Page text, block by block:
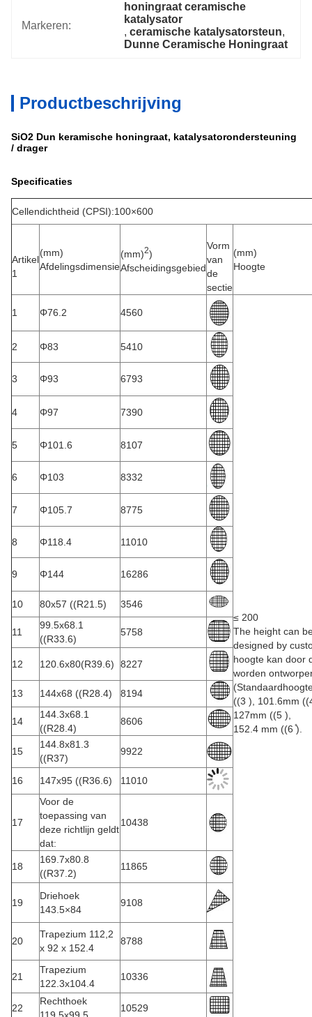
Markeren:
honingraat ceramische
katalysator
, ceramische katalysatorsteun,
Dunne Ceramische Honingraat
Productbeschrijving
SiO2 Dun keramische honingraat, katalysatorondersteuning
/ drager
Specificaties
Cellendichtheid (CPSI):100×600
Artikel
1
(mm)
Afdelingsdimensie
(mm)2)
Afscheidingsgebied
Vorm
van
de
sectie
(mm)
Hoogte
1 Φ76.2 4560
≤ 200
The height can
designed by
hoogte kan door
worden
((3 ), 101.6mm
127mm ((5 ),
152.4 mm ((6 ̊).
2 Φ83 5410
3 Φ93 6793
4 Φ97 7390
5 Φ101.6 8107
6 Φ103 8332
7 Φ105.7 8775
8 Φ118.4 11010
9 Φ144 16286
10 80x57 ((R21.5) 3546
11
99.5x68.1
((R33.6)
5758
12 120.6x80(R39.6) 8227
13 144x68 ((R28.4) 8194
14
144.3x68.1
((R28.4)
8606
15
144.8x81.3
((R37)
9922
16 147x95 ((R36.6) 11010
17
Voor de
toepassing van
deze richtlijn geldt
dat:
10438
18
169.7x80.8
((R37.2)
11865
19
Driehoek
143.5×84
9108
20
Trapezium 112,2
x 92 x 152.4
8788
21
Trapezium
122.3x104.4
10336
22
Rechthoek
10529